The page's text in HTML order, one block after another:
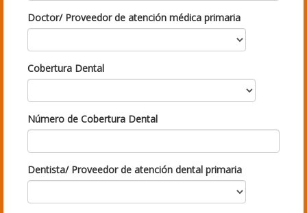
Doctor/ Proveedor de atención médica primaria
Cobertura Dental
Número de Cobertura Dental
Dentista/ Proveedor de atención dental primaria